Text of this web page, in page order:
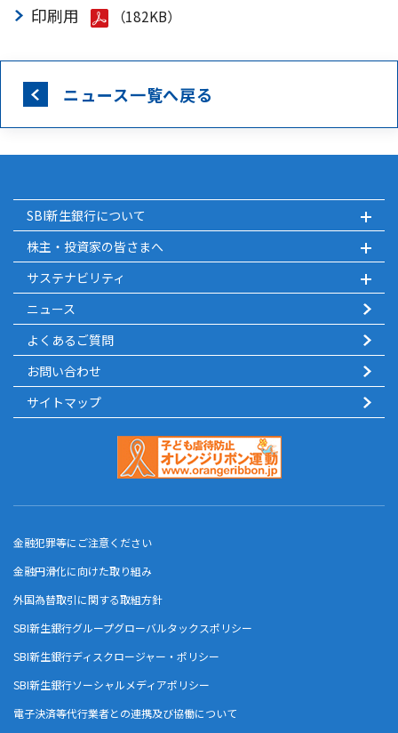
印刷用
（182KB）
ニュース一覧へ戻る
SBI新生銀行について
株主・投資家の皆さまへ
サステナビリティ
ニュース
よくあるご質問
お問い合わせ
サイトマップ
金融犯罪等にご注意ください
金融円滑化に向けた取り組み
外国為替取引に関する取組方針
SBI新生銀行グループグローバルタックスポリシー
SBI新生銀行ディスクロージャー・ポリシー
SBI新生銀行ソーシャルメディアポリシー
電子決済等代行業者との連携及び協働について